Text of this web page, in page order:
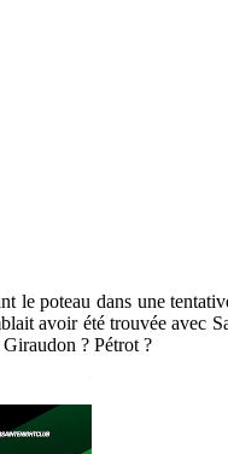
le poteau dans une
avoir été trouvée avec
? Pétrot ?